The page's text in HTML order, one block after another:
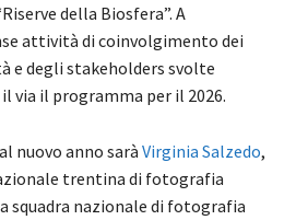
della Biosfera”. A
attività di coinvolgimento dei
e degli stakeholders svolte
via il programma per il 2026.
nuovo anno sarà Virginia Salzedo,
trentina di fotografia
squadra nazionale di fotografia